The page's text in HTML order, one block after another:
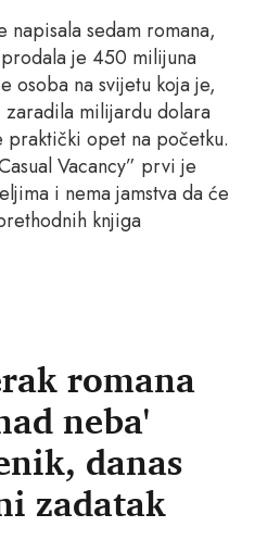
napisala sedam romana,
je 450 milijuna
osoba na svijetu koja je,
milijardu dolara
praktički opet na početku.
Vacancy” prvi je
i nema jamstva da će
knjiga
romana
neba'
danas
zadatak